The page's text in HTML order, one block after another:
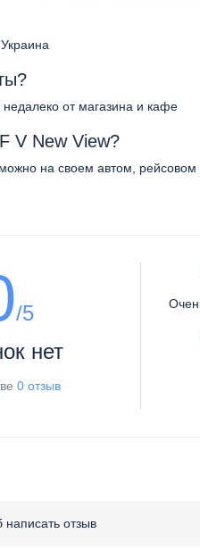
от магазина и кафе
V New View?
на своем автом,
/5
нет
0 отзыв
написать отзыв